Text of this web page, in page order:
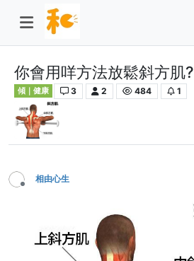
你會用咩方法放鬆斜方肌?
傾｜健康 3 2 484 1
Offline
相由心生